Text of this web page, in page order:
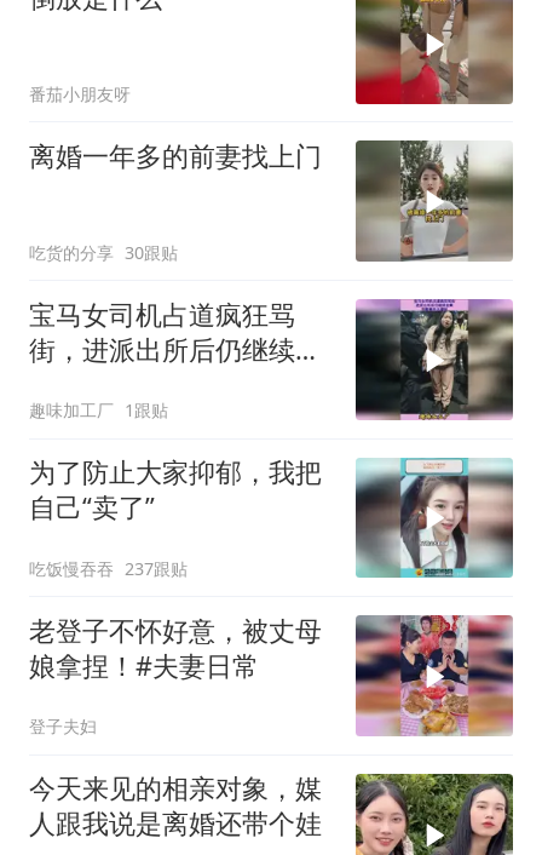
番茄小朋友呀
离婚一年多的前妻找上门
吃货的分享 30跟贴
宝马女司机占道疯狂骂
街，进派出所后仍继续发
趣味加工厂 1跟贴
为了防止大家抑郁，我把
自己“卖了”
吃饭慢吞吞 237跟贴
老登子不怀好意，被丈母
娘拿捏！#夫妻日常
登子夫妇
今天来见的相亲对象，媒
人跟我说是离婚还带个娃